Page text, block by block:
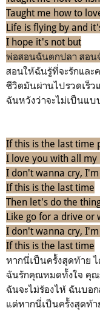
Taught me how to
Life is flying by and
I hope it's not but
พ่อสอนฉันตกปลา สอ
สอนให้ฉันรู้ที่จะรักและ
ชีวิตมันผ่านไปรวดเร็ว
ฉันหวังว่าจะไม่เป็นแ
If this is the last time
I love you with all
I don't wanna cry,
If this is the last time
Then let's do the
Like go for a drive or
I don't wanna cry,
If this is the last time
หากนี่เป็นครั้งสุดท้าย ไ
ฉันรักคุณหมดทั้งใจ คุ
ฉันจะไม่ร้องไห้ ฉันบอก
แต่หากนี่เป็นครั้งสุดท้า